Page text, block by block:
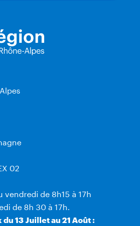
02
de 8h15 à 17h
de 8h 30 à 17h.
13 Juillet au 21 Août :